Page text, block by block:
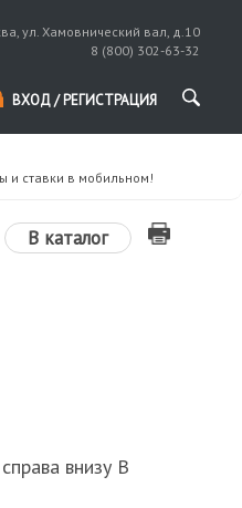
ул. Хамовнический вал, д.10
8 (800) 302-63-32
ВХОД / РЕГИСТРАЦИЯ
и ставки в мобильном!
В каталог
внизу В